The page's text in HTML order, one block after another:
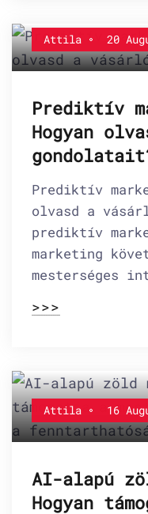
Attila 20
Prediktív
Hogyan
Prediktív
olvasd a
prediktív
marketing
mesterséges
>>>
Attila 16
AI-alapú
Hogyan